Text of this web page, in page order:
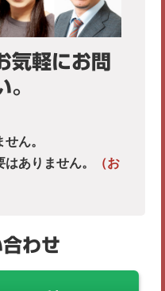
気軽にお問
ん。
ありません。
（お
わせ